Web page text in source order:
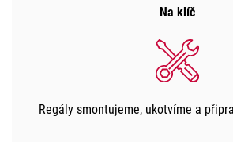
Na klíč
Regály smontujeme, ukotvíme a